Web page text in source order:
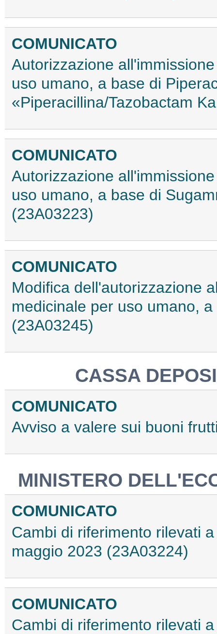
COMUNICATO
Autorizzazione
uso umano, a base di
«Piperacillina/Tazobactam
COMUNICATO
Autorizzazione
uso umano, a base di
(23A03223)
COMUNICATO
Modifica dell'autorizzazione
medicinale per uso umano,
(23A03245)
CASSA
COMUNICATO
Avviso a valere sui buoni
MINISTERO
COMUNICATO
Cambi di riferimento rilevati
maggio 2023 (23A03224)
COMUNICATO
Cambi di riferimento rilevati